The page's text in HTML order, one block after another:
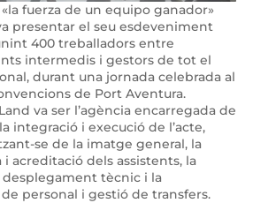
fuerza de un equipo ganador»
presentar el seu esdeveniment
400 treballadors entre
intermedis i gestors de tot el
durant una jornada celebrada al
de Port Aventura.
va ser l’agència encarregada de
integració i execució de l’acte,
se de la imatge general, la
acreditació dels assistents, la
desplegament tècnic i la
personal i gestió de transfers.